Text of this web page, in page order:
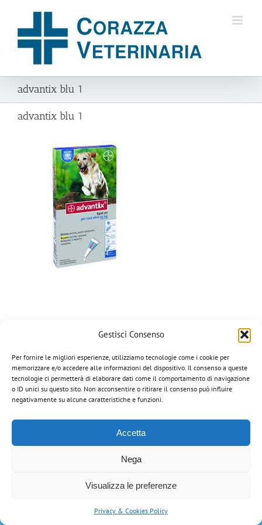
Gestisci Consenso
Per fornire le migliori esperienze, utilizziamo tecnologie come i cookie per
memorizzare e/o accedere alle informazioni del dispositivo. Il consenso a queste
tecnologie ci permetterà di elaborare dati come il comportamento di navigazione
o ID unici su questo sito. Non acconsentire o ritirare il consenso può influire
negativamente su alcune caratteristiche e funzioni.
Accetta
Nega
Visualizza le preferenze
Privacy & Cookies Policy
contenuto
advantix blu 1
advantix blu 1
Corazza Veterinaria di Portinari Gian Paolo | via Manzoni, 8 - 36020
Campiglia dei Berici (VI) | Tel: 0444-866034 | Email:
info@corazzaveterinaria.com| P.IVA 03199070248 |Privacy Policy
Tutti i marchi riportati appartengono ai legittimi proprietari.